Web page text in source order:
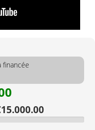
financée